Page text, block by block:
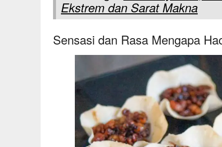
Ekstrem dan Sarat Makna
Sensasi dan Rasa Mengapa